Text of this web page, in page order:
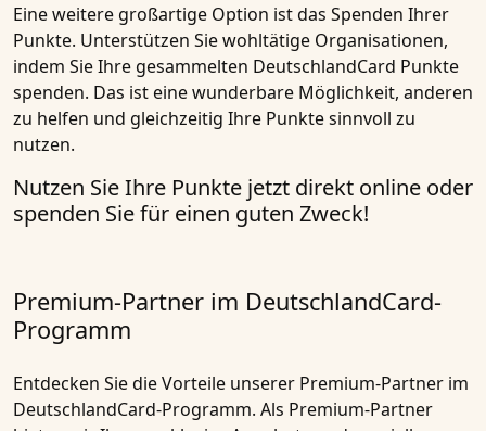
Eine weitere großartige Option ist das Spenden Ihrer
Punkte. Unterstützen Sie wohltätige Organisationen,
indem Sie Ihre gesammelten DeutschlandCard Punkte
spenden. Das ist eine wunderbare Möglichkeit, anderen
zu helfen und gleichzeitig Ihre Punkte sinnvoll zu
nutzen.
Nutzen Sie Ihre Punkte jetzt direkt online oder
spenden Sie für einen guten Zweck!
Premium-Partner im DeutschlandCard-
Programm
Entdecken Sie die Vorteile unserer Premium-Partner im
DeutschlandCard-Programm. Als Premium-Partner